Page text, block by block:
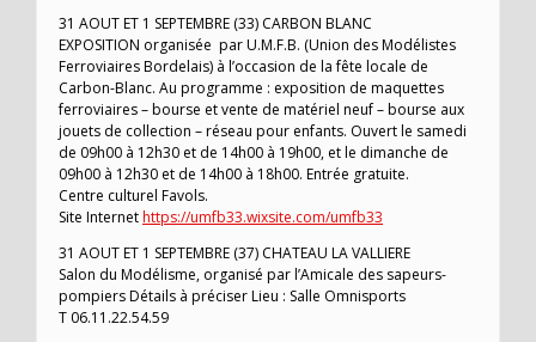
31 AOUT ET 1 SEPTEMBRE (33) CARBON BLANC
EXPOSITION organisée par U.M.F.B. (Union des Modélistes
Ferroviaires Bordelais) à l’occasion de la fête locale de
Carbon-Blanc. Au programme : exposition de maquettes
ferroviaires – bourse et vente de matériel neuf – bourse aux
jouets de collection – réseau pour enfants. Ouvert le samedi
de 09h00 à 12h30 et de 14h00 à 19h00, et le dimanche de
09h00 à 12h30 et de 14h00 à 18h00. Entrée gratuite.
Centre culturel Favols.
Site Internethttps://umfb33.wixsite.com/umfb33
31 AOUT ET 1 SEPTEMBRE (37) CHATEAU LA VALLIERE
Salon du Modélisme, organisé par l’Amicale des sapeurs-
pompiers Détails à préciser Lieu : Salle Omnisports
T 06.11.22.54.59